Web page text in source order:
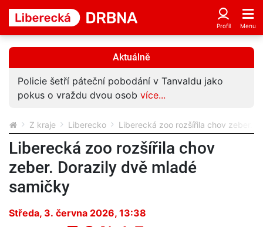
Aktuálně
Policie šetří páteční pobodání v Tanvaldu jako
pokus o vraždu dvou osob více...
Z kraje Liberecko Liberecká zoo rozšířila chov zeber.
Liberecká zoo rozšířila chov
zeber. Dorazily dvě mladé
samičky
Středa, 3. června 2026, 13:38